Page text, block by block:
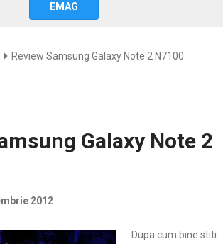
EMAG
Review Samsung Galaxy Note 2 N7100
Galaxy Note 2
2012
Dupa cum bine stiti